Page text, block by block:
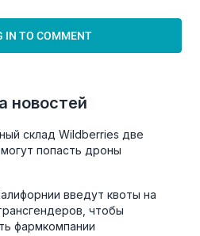
новостей
склад Wildberries две
попасть дроны
введут квоты на
чтобы
фармкомпании